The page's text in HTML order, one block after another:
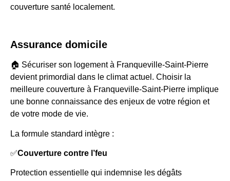
couverture santé localement.
Assurance domicile
🏠 Sécuriser son logement à Franqueville-Saint-Pierre
devient primordial dans le climat actuel. Choisir la
meilleure couverture à Franqueville-Saint-Pierre implique
une bonne connaissance des enjeux de votre région et
de votre mode de vie.
La formule standard intègre :
✅Couverture contre l’feu
Protection essentielle qui indemnise les dégâts